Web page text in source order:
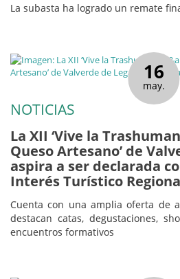
La subasta ha logrado un remate
16
may.
NOTICIAS
La XII ‘Vive la
Queso Artesano’ de
aspira a ser declarada
Interés Turístico
Cuenta con una amplia oferta de
destacan catas, degustaciones,
encuentros formativos